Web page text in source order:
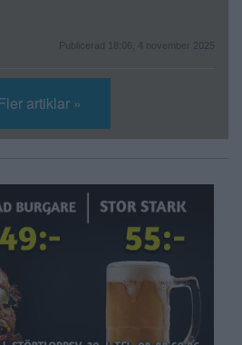
Publicerad 18:06, 4 november 2025
artiklar »